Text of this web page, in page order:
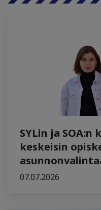
SYLin ja SOA:n
keskeisin
07.07.2026